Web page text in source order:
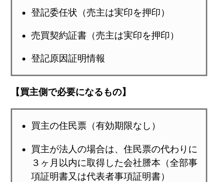
登記委任状（売主は実印を押印）
売買契約証書（売主は実印を押印）
登記原因証明情報
【買主側で必要になるもの】
買主の住民票（有効期限なし）
買主が法人の場合は、住民票の代わりに
３ヶ月以内に取得した会社謄本（全部事
項証明書又は代表者事項証明書）